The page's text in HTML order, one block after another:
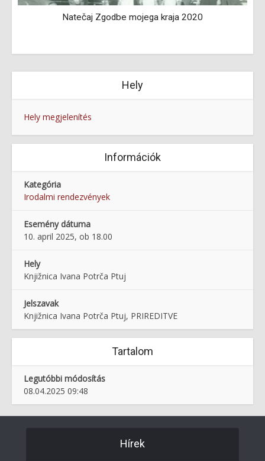
Natečaj Zgodbe mojega kraja 2020
Hely
Hely megjelenítés
Információk
Kategória
Irodalmi rendezvények
Esemény dátuma
10. april 2025, ob 18.00
Hely
Knjižnica Ivana Potrča Ptuj
Jelszavak
Knjižnica Ivana Potrča Ptuj, PRIREDITVE
Tartalom
Legutóbbi módosítás
08.04.2025 09:48
Hírek